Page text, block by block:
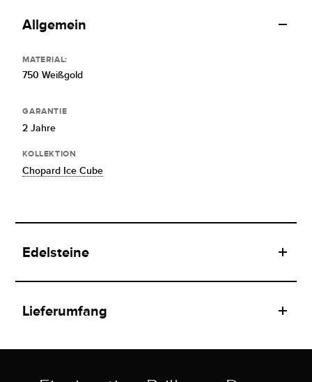
Allgemein
MATERIAL:
750 Weißgold
GARANTIE
2 Jahre
KOLLEKTION
Chopard Ice Cube
Edelsteine
Lieferumfang